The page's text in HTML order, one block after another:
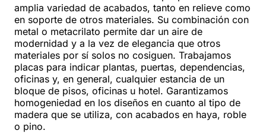
amplia variedad de acabados, tanto en relieve como
en soporte de otros materiales. Su combinación con
metal o metacrilato permite dar un aire de
modernidad y a la vez de elegancia que otros
materiales por sí solos no cosiguen. Trabajamos
placas para indicar plantas, puertas, dependencias,
oficinas y, en general, cualquier estancia de un
bloque de pisos, oficinas u hotel. Garantizamos
homogeniedad en los diseños en cuanto al tipo de
madera que se utiliza, con acabados en haya, roble
o pino.